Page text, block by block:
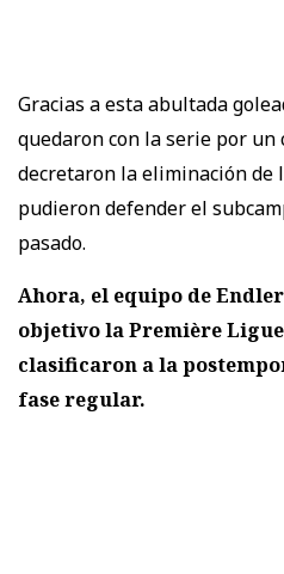
Gracias a esta abultada
quedaron con la serie por un
decretaron la eliminación de
pudieron defender el
pasado.
Ahora, el equipo de
objetivo la Première
clasificaron a la
fase regular.